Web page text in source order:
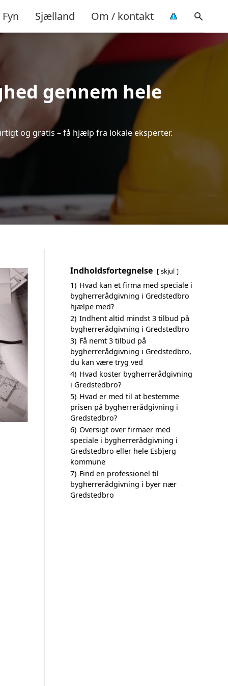
Fyn Sjælland Om / kontakt
gennem hele
og gratis – få hjælp fra lokale eksperter.
Indholdsfortegnelse skjul
1) Hvad kan et firma med speciale i
bygherrerådgivning i Gredstedbro
hjælpe med?
2) Indhent altid mindst 3 tilbud på
bygherrerådgivning i Gredstedbro
3) Få nemt 3 tilbud på
bygherrerådgivning i Gredstedbro,
du kan være tryg ved
4) Hvad koster bygherrerådgivning
i Gredstedbro?
5) Hvad er med til at bestemme
prisen på bygherrerådgivning i
Gredstedbro?
6) Oversigt over firmaer med
speciale i bygherrerådgivning i
Gredstedbro eller hele Esbjerg
kommune
7) Find en professionel til
bygherrerådgivning i byer nær
Gredstedbro